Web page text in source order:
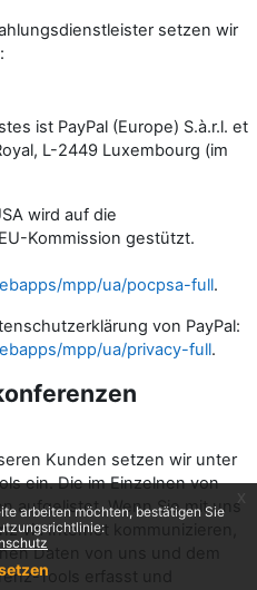
arbeiten möchten, bestätigen Sie
setzen wir
ist PayPal (Europe) S.à.r.l. et
L-2449 Luxembourg (im
wird auf die
Kommission gestützt.
mpp/ua/pocpsa-full.
von PayPal:
mpp/ua/privacy-full.
Kunden setzen wir unter
ein. Die im Einzelnen von
aufgelistet. Wenn Sie mit uns
via Internet kommunizieren,
Daten von uns und dem
Tools erfasst und